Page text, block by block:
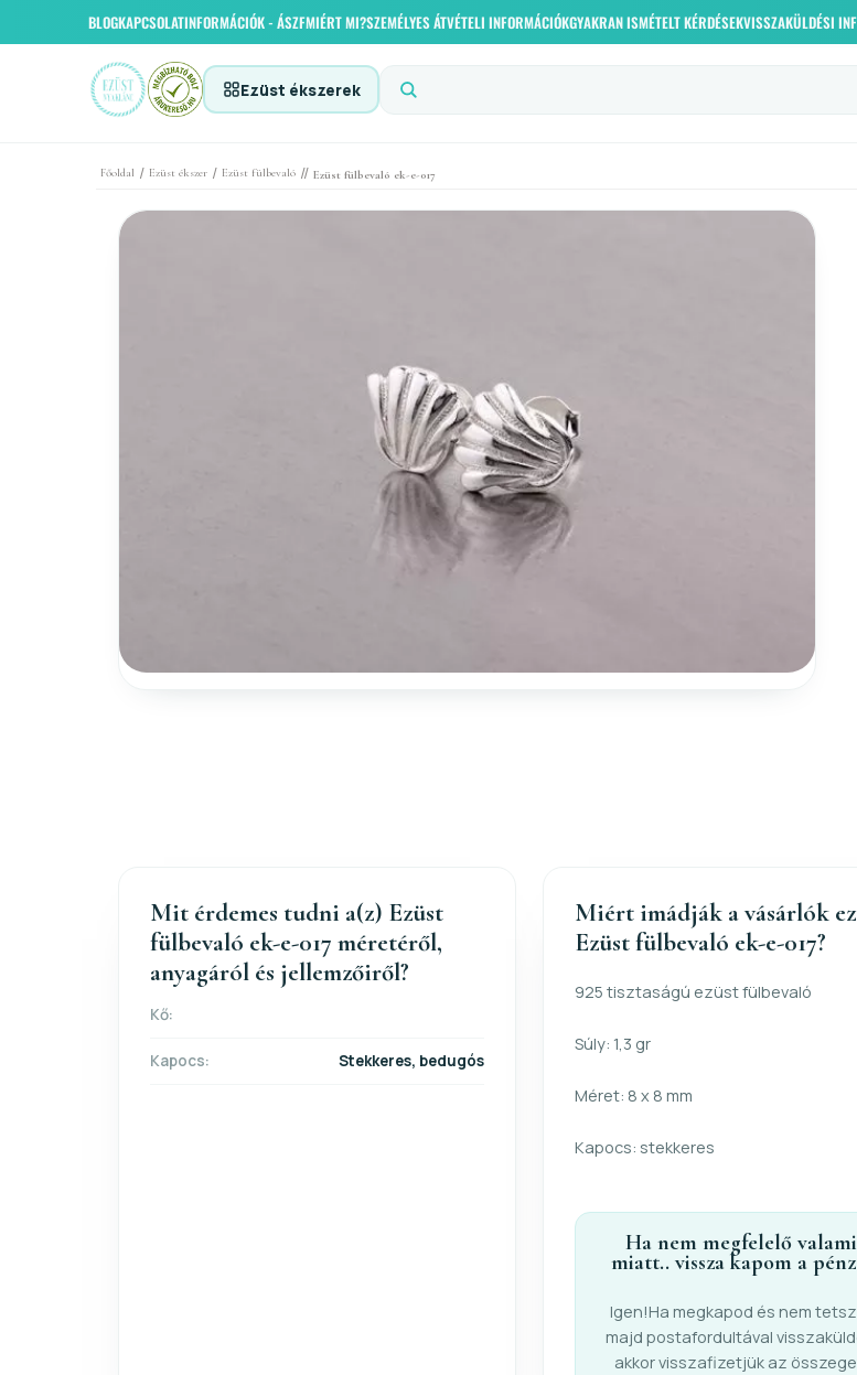
BLOGKAPCSOLATINFORMÁCIÓK - ÁSZFMIÉRT MI?SZEMÉLYES ÁTVÉTELI INFORMÁCIÓKGYAKRAN ISMÉTELT KÉRDÉSEKVISSZAKÜLDÉSI
Ezüst ékszerek
Főoldal / Ezüst ékszer / Ezüst fülbevaló // Ezüst fülbevaló ek-e-017
Mit érdemes tudni a(z) Ezüst
fülbevaló ek-e-017 méretéről,
anyagáról és jellemzőiről?
Kő:
Kapocs: Stekkeres, bedugós
Miért imádják a vásárlók
Ezüst fülbevaló ek-e-017?
925 tisztaságú ezüst fülbevaló
Súly: 1,3 gr
Méret: 8 x 8 mm
Kapocs: stekkeres
Ha nem megfelelő valami
miatt.. vissza kapom a
Igen!Ha megkapod és nem
majd postafordultával
akkor visszafizetjük az